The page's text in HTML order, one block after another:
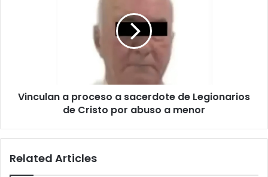
porVinculan a proceso a sacerdote de Legionarios
de Cristo por abuso a menor
Related Articles